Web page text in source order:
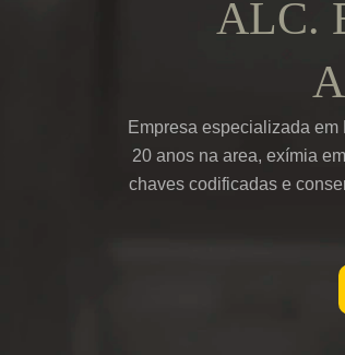
ALC.
Empresa especializada
20 anos na area, exímia
chaves codificadas e